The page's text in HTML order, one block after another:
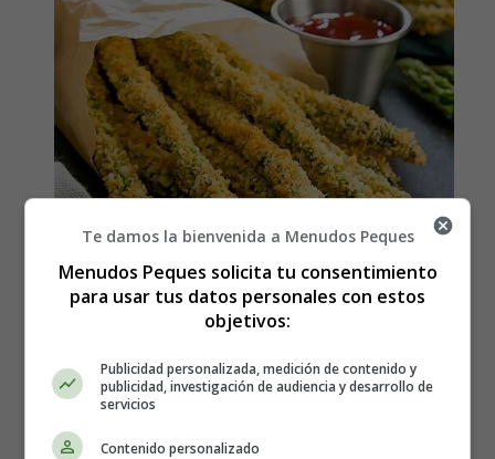
Receta para hacer Espárragos
fritos con freidora de aire - air
Te damos la bienvenida a Menudos Peques
Menudos Peques solicita tu consentimiento
para usar tus datos personales con estos
objetivos:
Publicidad personalizada, medición de contenido y
publicidad, investigación de audiencia y desarrollo de
servicios
Contenido personalizado